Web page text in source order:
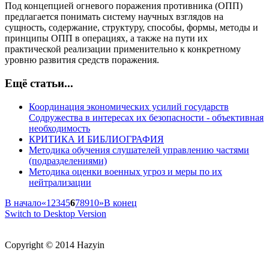
Под концепцией огневого поражения противника (ОПП)
предлагается понимать систему научных взглядов на
сущность, содержание, структуру, способы, формы, методы и
принципы ОПП в операциях, а также на пути их
практической реализации применительно к конкретному
уровню развития средств поражения.
Ещё статьи...
Координация экономических усилий государств
Содружества в интересах их безопасности - объективная
необходимость
КРИТИКА И БИБЛИОГРАФИЯ
Методика обучения слушателей управлению частями
(подразделениями)
Методика оценки военных угроз и меры по их
нейтрализации
В начало«1 2345678910»В конец
Switch to Desktop Version
Copyright © 2014 Hazyin